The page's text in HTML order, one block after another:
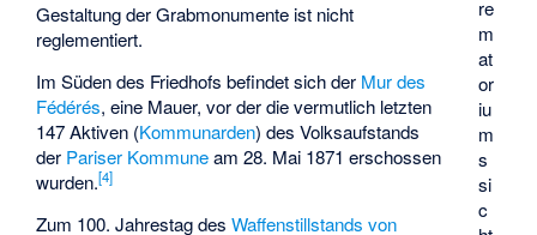
re
m
at
or
iu
m
s
si
c
Gestaltung der Grabmonumente ist nicht
reglementiert.
Im Süden des Friedhofs befindet sich der Mur des
Fédérés, eine Mauer, vor der die vermutlich letzten
147 Aktiven (Kommunarden) des Volksaufstands
der Pariser Kommuneam 28. Mai 1871 erschossen
wurden.[4]
Zum 100. Jahrestag desWaffenstillstands von